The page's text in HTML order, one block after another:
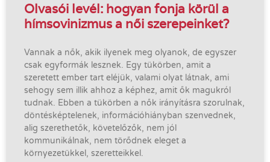
Olvasói levél: hogyan fonja körül a
hímsovinizmus a női szerepeinket?
Vannak a nők, akik ilyenek meg olyanok, de egyszer
csak egyformák lesznek. Egy tükörben, amit a
szeretett ember tart eléjük, valami olyat látnak, ami
sehogy sem illik ahhoz a képhez, amit ők magukról
tudnak. Ebben a tükörben a nők irányításra szorulnak,
döntésképtelenek, információhiányban szenvednek,
alig szerethetők, követelőzők, nem jól
kommunikálnak, nem törődnek eleget a
környezetükkel, szeretteikkel.